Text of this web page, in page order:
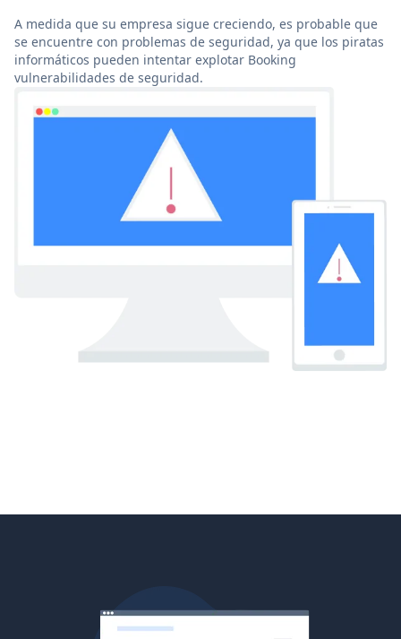
A medida que su empresa sigue creciendo, es probable que
se encuentre con problemas de seguridad, ya que los piratas
informáticos pueden intentar explotar Booking
vulnerabilidades de seguridad.